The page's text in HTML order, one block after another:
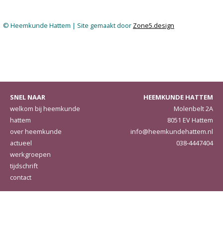
SNEL NAAR
welkom bij heemkunde
hattem
over heemkunde
actueel
werkgroepen
tijdschrift
contact
HEEMKUNDE HATTEM
Molenbelt 2A
8051 EV Hattem
info@heemkundehattem.nl
038-4447404
© Heemkunde Hattem | Site gemaakt door Zone5.design